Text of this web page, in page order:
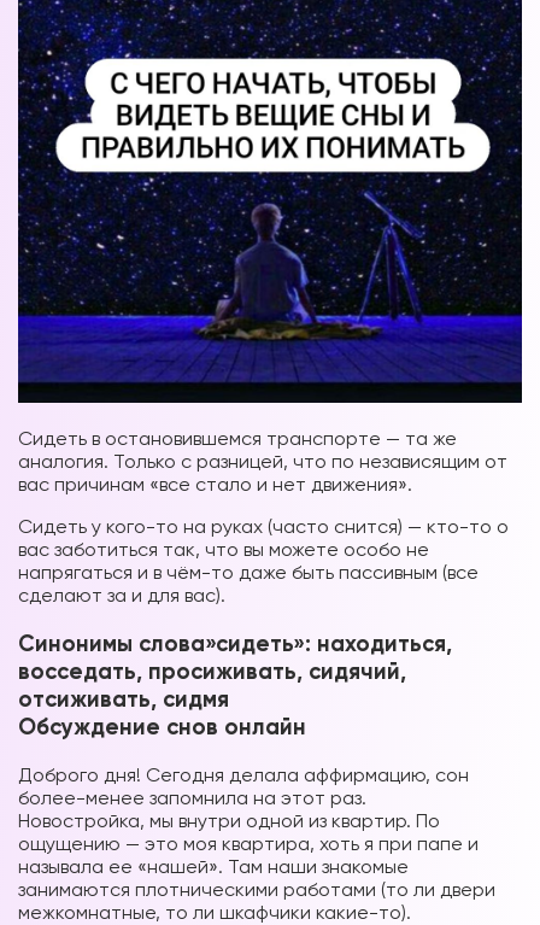
Сидеть в остановившемся транспорте — та же
аналогия. Только с разницей, что по независящим от
вас причинам «все стало и нет движения».
Сидеть у кого-то на руках (часто снится) — кто-то о
вас заботиться так, что вы можете особо не
напрягаться и в чём-то даже быть пассивным (все
сделают за и для вас).
Синонимы слова»сидеть»: находиться,
восседать, просиживать, сидячий,
отсиживать, сидмя
Обсуждение снов онлайн
Доброго дня! Сегодня делала аффирмацию, сон
более-менее запомнила на этот раз.
Новостройка, мы внутри одной из квартир. По
ощущению — это моя квартира, хоть я при папе и
называла ее «нашей». Там наши знакомые
занимаются плотническими работами (то ли двери
межкомнатные, то ли шкафчики какие-то).